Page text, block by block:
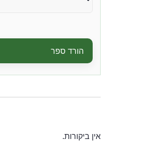
הורד ספר
אין ביקורות.